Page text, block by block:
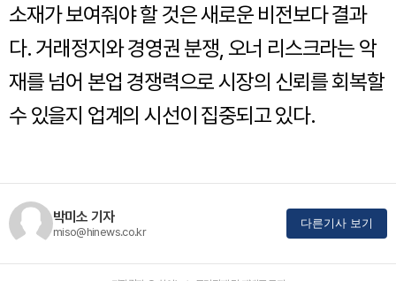
소재가 보여줘야 할 것은 새로운 비전보다 결과
다. 거래정지와 경영권 분쟁, 오너 리스크라는 악
재를 넘어 본업 경쟁력으로 시장의 신뢰를 회복할
수 있을지 업계의 시선이 집중되고 있다.
박미소 기자
miso@hinews.co.kr
다른기사 보기